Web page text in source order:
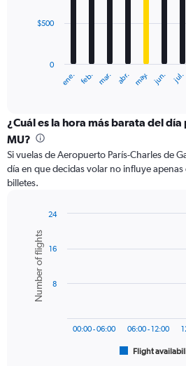
The
categories.
Range:
12
categories.
The
chart
axis
displaying
values.
Range:
ene. feb. mar. abr. may. jun. jul.
0
$500
¿Cuál es la hora más barata del día
MU?
Si vuelas de Aeropuerto París-Charles de
día en que decidas volar no influye
billetes.
chart
with
bars.
The
Chart
graphic.
Number of flights
Flight
00:00 - 06:00 06:00 - 12:00
8
16
24